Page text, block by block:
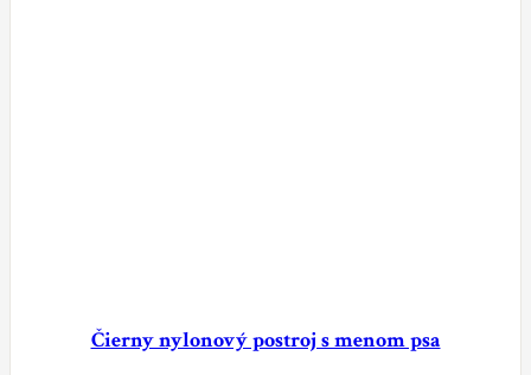
Čierny nylonový postroj s menom psa